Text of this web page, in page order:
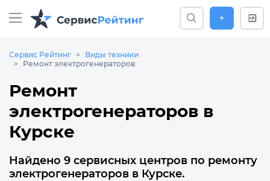
+
Сервис Рейтинг
Виды техники
Ремонт электрогенераторов
Ремонт
электрогенераторов в
Курске
Найдено 9 сервисных центров по ремонту
электрогенераторов в Курске.